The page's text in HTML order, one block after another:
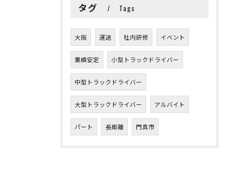
タグ Tags
大阪 運送 社内研修 イベント
業績安定 小型トラックドライバー
中型トラックドライバー
大型トラックドライバー アルバイト
パート 長距離 門真市